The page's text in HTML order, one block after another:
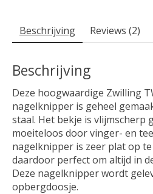
Beschrijving Reviews (2)
Beschrijving
Deze hoogwaardige Zwilling
nagelknipper is geheel
staal. Het bekje is vlijmscherp
moeiteloos door vinger- en
nagelknipper is zeer plat op
daardoor perfect om altijd in
Deze nagelknipper wordt
opbergdoosje.